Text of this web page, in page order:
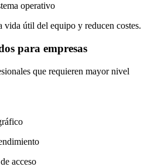
operativo
vida útil del equipo y reducen costes.
para empresas
que requieren mayor nivel
acceso